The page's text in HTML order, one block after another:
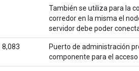
También se utiliza para la
corredor en la misma el
servidor debe poder
8,083
Puerto de administración
componente para el